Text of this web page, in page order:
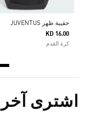
حقيبة ظهر JUVENTUS
KD 16.00
كرة القدم
اشترى